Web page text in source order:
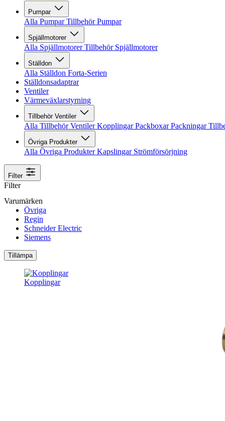
Pumpar
Alla PumparTillbehör Pumpar
Spjällmotorer
Alla SpjällmotorerTillbehör Spjällmotorer
Ställdon
Alla Ställdon Forta-Serien
Ställdonsadaptrar
Ventiler
Värmeväxlarstyrning
Tillbehör Ventiler
Alla Tillbehör VentilerKopplingarPackboxarPackningar
Övriga Produkter
Alla Övriga ProdukterKapslingar Strömförsörjning
Filter
Filter
Varumärken
Övriga
Regin
Schneider Electric
Siemens
Tillämpa
Kopplingar